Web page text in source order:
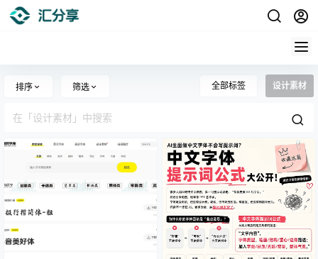
排序 筛选 全部标签 设计素材